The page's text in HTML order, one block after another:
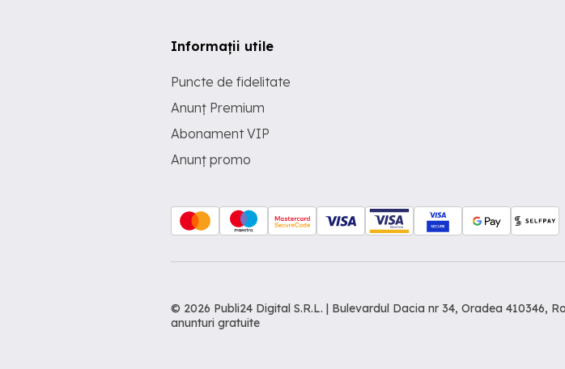
Informații utile
Puncte de fidelitate
Anunț Premium
Abonament VIP
Anunț promo
© 2026 Publi24 Digital S.R.L. | Bulevardul Dacia nr 34, Oradea 410346,
anunturi gratuite